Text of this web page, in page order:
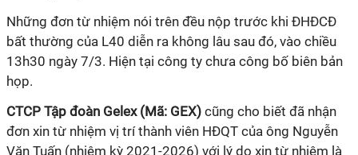
Những đơn từ nhiệm nói trên đều nộp trước khi ĐHĐCĐ
bất thường của L40 diễn ra không lâu sau đó, vào chiều
13h30 ngày 7/3. Hiện tại công ty chưa công bố biên bản
họp.
CTCP Tập đoàn Gelex (Mã: GEX) cũng cho biết đã nhận
đơn xin từ nhiệm vị trí thành viên HĐQT của ông Nguyễn
Văn Tuấn (nhiệm kỳ 2021-2026) với lý do xin từ nhiệm là